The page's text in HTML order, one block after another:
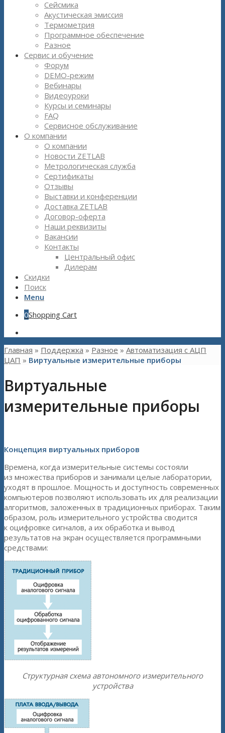
Сейсмика
Акустическая эмиссия
Термометрия
Программное обеспечение
Разное
Сервис и обучение
Форум
DEMO-режим
Вебинары
Видеоуроки
Курсы и семинары
FAQ
Сервисное обслуживание
О компании
О компании
Новости ZETLAB
Метрологическая служба
Сертификаты
Отзывы
Выставки и конференции
Доставка ZETLAB
Договор-оферта
Наши реквизиты
Вакансии
Контакты
Центральный офис
Дилерам
Скидки
Поиск
Menu
0Shopping Cart
Главная » Поддержка » Разное » Автоматизация с АЦП
ЦАП » Виртуальные измерительные приборы
Виртуальные
измерительные приборы
Концепция виртуальных приборов
Времена, когда измерительные системы состояли
из множества приборов и занимали целые лаборатории,
уходят в прошлое. Мощность и доступность современных
компьютеров позволяют использовать их для реализации
алгоритмов, заложенных в традиционных приборах. Таким
образом, роль измерительного устройства сводится
к оцифровке сигналов, а их обработка и вывод
результатов на экран осуществляется программными
средствами:
Cтруктурная схема автономного измерительного
устройства